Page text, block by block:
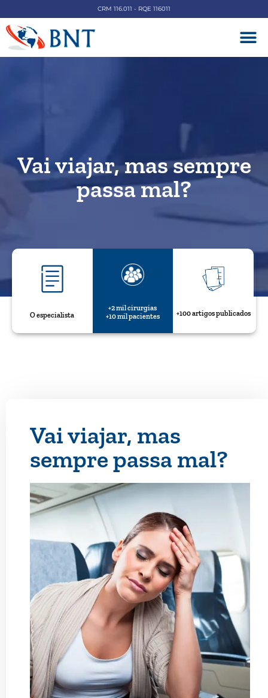
CRM 116.011 - RQE 116011
Vai viajar, mas sempre
passa mal?
O especialista
+2 mil cirurgias
+10 mil pacientes
+100 artigos publicados
Vai viajar, mas
sempre passa mal?